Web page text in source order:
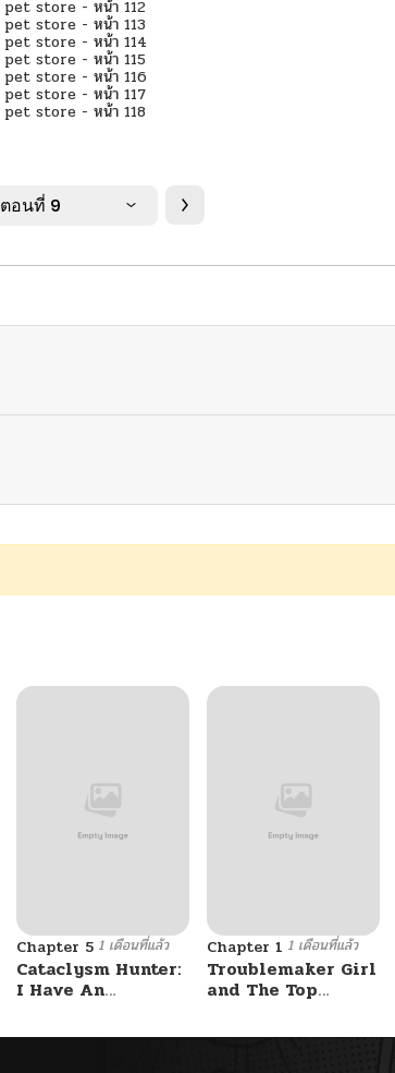
ตอนที่ 9
Chapter 5 1 เดือนที่แล้ว
Cataclysm Hunter:
I Have An
System
Chapter 1 1 เดือนที่แล้ว
Troublemaker Girl
and The Top
ของสาวแสบกับหนุ่ม